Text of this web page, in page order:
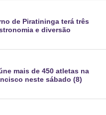
de Piratininga terá três
e diversão
mais de 450 atletas na
neste sábado (8)